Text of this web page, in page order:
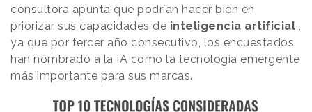
consultora apunta que podrían hacer bien en
priorizar sus capacidades de inteligencia artificial
ya que por tercer año consecutivo, los encuestados
han nombrado a la IA como la tecnología emergente
más importante para sus marcas.